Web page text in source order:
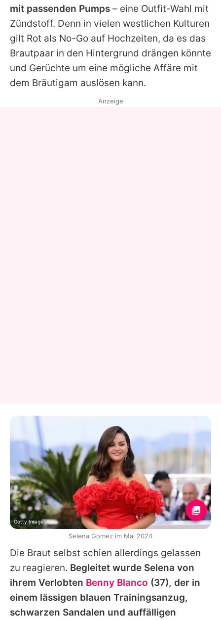
Redaktionelle Richtlinien
Impressum
Datenschutzerklärung
Nutzungsbedingungen
Utiq verwalten
mit passenden Pumps – eine Outfit-Wahl mit
Zündstoff. Denn in vielen westlichen Kulturen
gilt Rot als No-Go auf Hochzeiten, da es das
Brautpaar in den Hintergrund drängen könnte
und Gerüchte um eine mögliche Affäre mit
dem Bräutigam auslösen kann.
Die Braut selbst schien allerdings gelassen
zu reagieren. Begleitet wurde Selena von
ihrem Verlobten Benny Blanco (37), der in
einem lässigen blauen Trainingsanzug,
schwarzen Sandalen und auffälligen
Anzeige
Getty Images
Selena Gomez im Mai 2024